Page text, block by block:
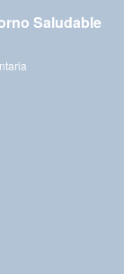
Saludable